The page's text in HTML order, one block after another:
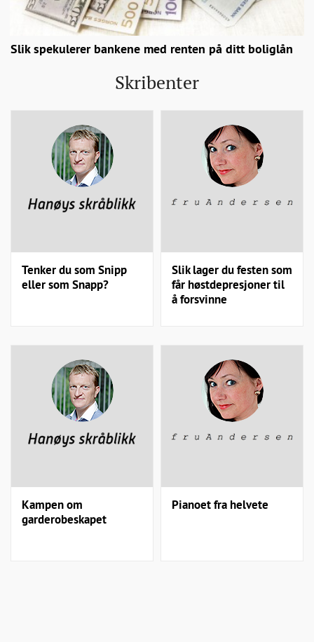
Slik spekulerer bankene med renten på ditt boliglån
Skribenter
Tenker du som Snipp
eller som Snapp?
Slik lager du festen som
får høstdepresjoner til
å forsvinne
Kampen om
garderobeskapet
Pianoet fra helvete